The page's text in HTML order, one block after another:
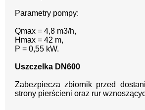
Parametry pompy:
Qmax = 4,8 m3/h,
Hmax = 42 m,
P = 0,55 kW.
Uszczelka DN600
Zabezpiecza zbiornik przed
strony pierścieni oraz rur